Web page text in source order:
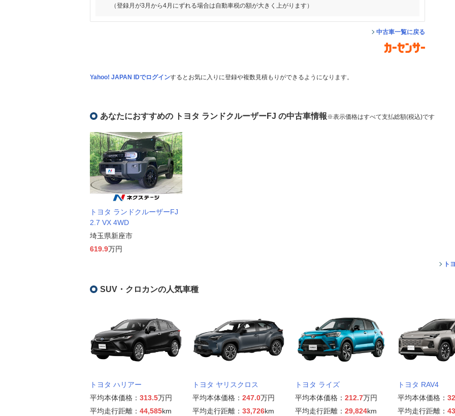
（登録月が3月から4月にずれる場合は自動車税の額が大きく上がります）
中古車一覧に戻る
Yahoo! JAPAN IDでログインするとお気に入りに登録や複数見積もりができるようになります。
あなたにおすすめの トヨタ ランドクルーザーFJ の中古車情報※表示価格はすべて支払総額(税込)です
トヨタ ランドクルーザーFJ
2.7 VX 4WD
埼玉県新座市
619.9万円
ト
SUV・クロカンの人気車種
トヨタ ハリアー
平均本体価格： 313.5万円
平均走行距離： 44,585km
トヨタ ヤリスクロス
平均本体価格： 247.0万円
平均走行距離： 33,726km
トヨタ ライズ
平均本体価格： 212.7万円
平均走行距離： 29,824km
トヨタ RAV4
平均本体価格：
平均走行距離：